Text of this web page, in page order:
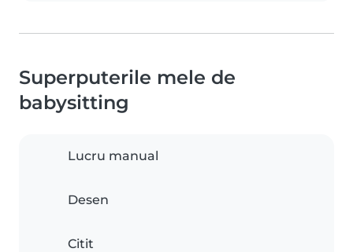
Superputerile mele de
babysitting
Lucru manual
Desen
Citit